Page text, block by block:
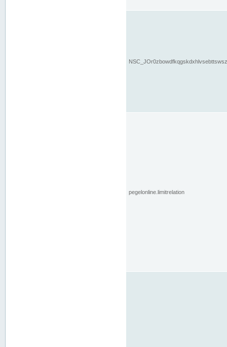
pegelonline.limitrelation